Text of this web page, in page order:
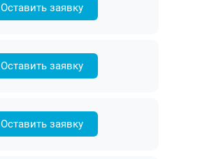
Оставить заявку
Оставить заявку
Оставить заявку